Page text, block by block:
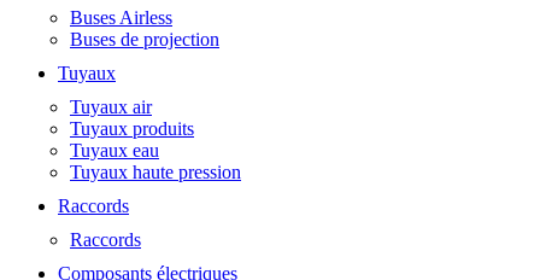
Buses Airless
Buses de projection
Tuyaux
Tuyaux air
Tuyaux produits
Tuyaux eau
Tuyaux haute pression
Raccords
Raccords
Composants électriques